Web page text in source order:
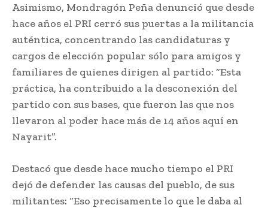
Asimismo, Mondragón Peña denunció que desde
hace años el PRI cerró sus puertas a la militancia
auténtica, concentrando las candidaturas y
cargos de elección popular sólo para amigos y
familiares de quienes dirigen al partido: “Esta
práctica, ha contribuido a la desconexión del
partido con sus bases, que fueron las que nos
llevaron al poder hace más de 14 años aquí en
Nayarit”.
Destacó que desde hace mucho tiempo el PRI
dejó de defender las causas del pueblo, de sus
militantes: “Eso precisamente lo que le daba al